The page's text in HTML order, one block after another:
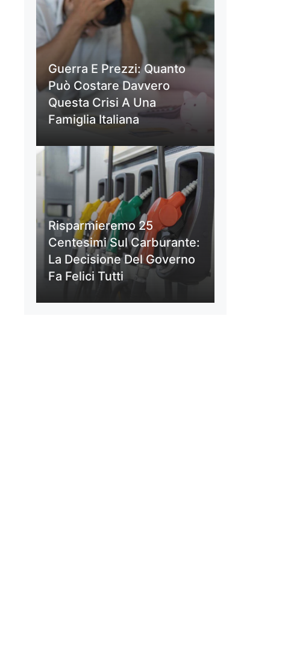
Guerra E Prezzi: Quanto
Può Costare Davvero
Questa Crisi A Una
Famiglia Italiana
Risparmieremo 25
Centesimi Sul Carburante:
La Decisione Del Governo
Fa Felici Tutti